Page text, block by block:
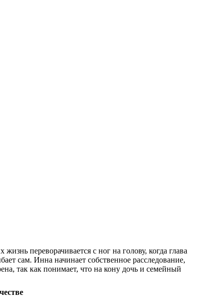
переворачивается с ног на голову, когда глава
сам. Инна начинает собственное расследование,
так как понимает, что на кону дочь и семейный